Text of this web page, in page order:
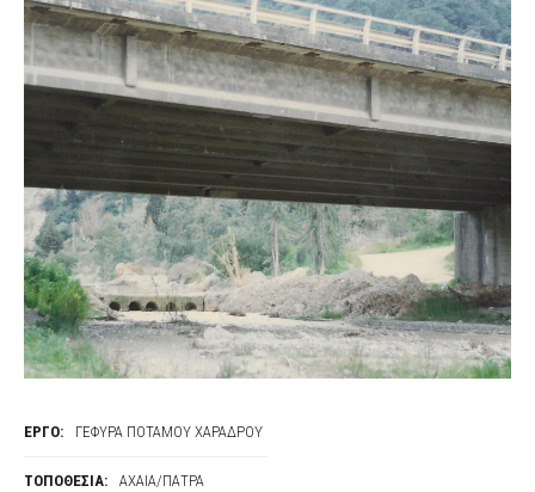
ΕΡΓΟ: ΓΕΦΥΡΑ ΠΟΤΑΜΟΥ ΧΑΡΑΔΡΟΥ
ΤΟΠΟΘΕΣΙΑ: ΑΧΑΙΑ/ΠΑΤΡΑ